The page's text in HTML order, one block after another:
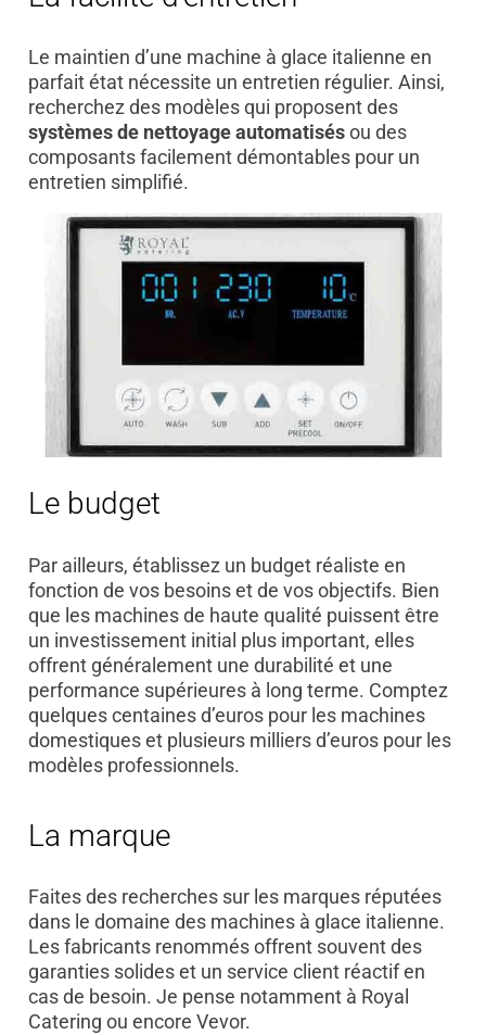
Le maintien d’une machine à glace italienne en
parfait état nécessite un entretien régulier. Ainsi,
recherchez des modèles qui proposent des
systèmes de nettoyage automatisésou des
composants facilement démontables pour un
entretien simplifié.
Le budget
Par ailleurs, établissez un budget réaliste en
fonction de vos besoins et de vos objectifs. Bien
que les machines de haute qualité puissent être
un investissement initial plus important, elles
offrent généralement une durabilité et une
performance supérieures à long terme. Comptez
quelques centaines d’euros pour les machines
domestiques et plusieurs milliers d’euros pour les
modèles professionnels.
La marque
Faites des recherches sur les marques réputées
dans le domaine des machines à glace italienne.
Les fabricants renommés offrent souvent des
garanties solides et un service client réactif en
cas de besoin. Je pense notamment à Royal
Catering ou encore Vevor.